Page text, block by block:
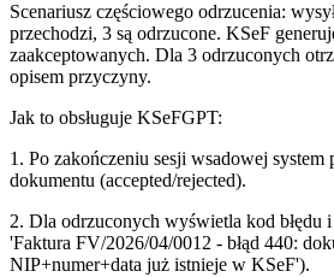
Scenariusz częściowego odrzucenia:
przechodzi, 3 są odrzucone. KSeF
zaakceptowanych. Dla 3 odrzuconych
opisem przyczyny.
Jak to obsługuje KSeFGPT:
1. Po zakończeniu sesji wsadowej system
dokumentu (accepted/rejected).
2. Dla odrzuconych wyświetla kod błędu
'Faktura FV/2026/04/0012 - błąd 440:
NIP+numer+data już istnieje w KSeF').